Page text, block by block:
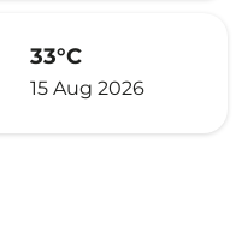
33°C
15 Aug 2026